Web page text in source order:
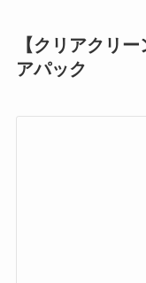
【クリアクリ
アパック